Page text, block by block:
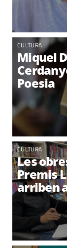
CULTURA
Miquel
Poesia
CULTURA
Les
Premis
arriben